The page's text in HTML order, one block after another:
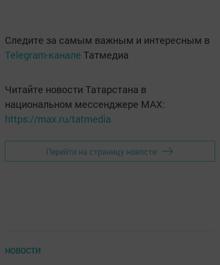
Следите за самым важным и интересным в
Telegram-канале Татмедиа
Читайте новости Татарстана в
национальном мессенджере MАХ:
https://max.ru/tatmedia
Перейти на страницу новости
НОВОСТИ